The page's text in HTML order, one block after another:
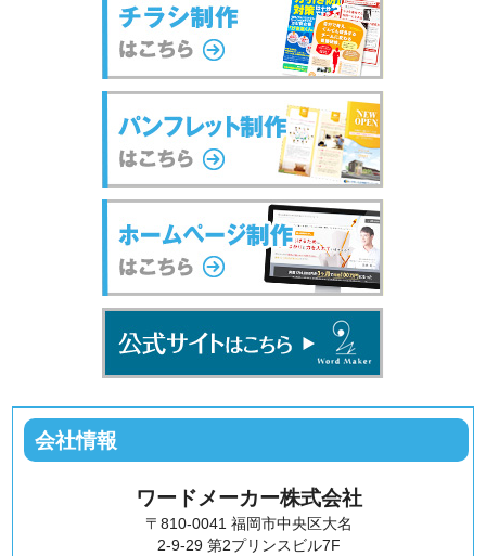
会社情報
ワードメーカー株式会社
〒810-0041 福岡市中央区大名
2-9-29 第2プリンスビル7F